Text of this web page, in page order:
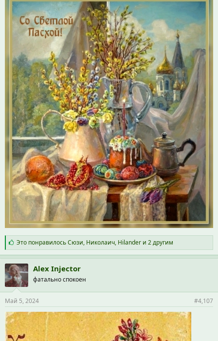
С
и
м
п
а
т
и
и
:
Это понравилосьСюзи, Николаич, Hilanderи 2 другим
Alex Injector
фатально спокоен
Май 5, 2024 #4,107